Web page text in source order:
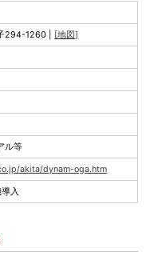
294-1260 | [地図]
ル等
akita/dynam-oga.htm
入